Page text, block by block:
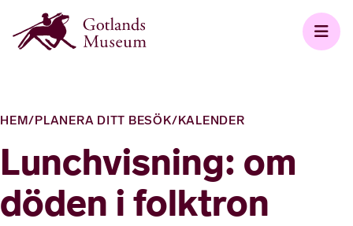
HEM/PLANERA DITT BESÖK/KALENDER
Lunchvisning: om
döden i folktron